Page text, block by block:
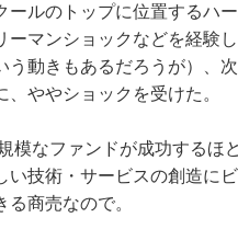
ールのトップに位置するハ
ーマンショックなどを経験
う動きもあるだろうが）、
ややショックを受けた。
模なファンドが成功する
い技術・サービスの創造に
商売なので。